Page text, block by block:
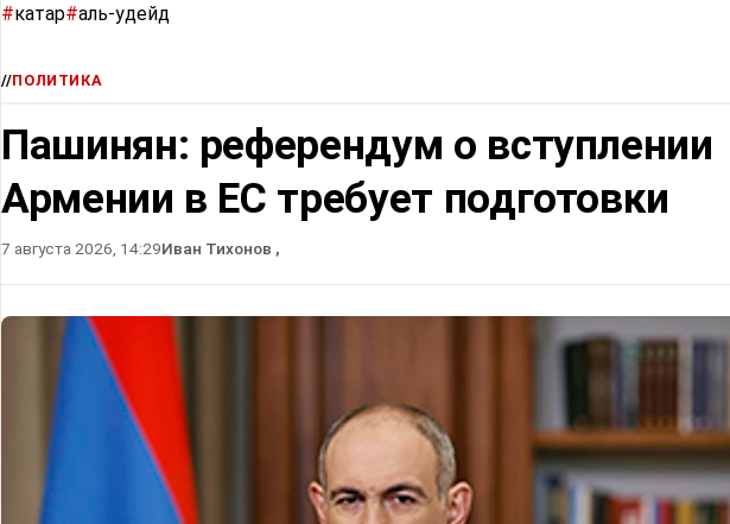
#катар#аль-удейд
//ПОЛИТИКА
Пашинян: референдум о вступлении
Армении в ЕС требует подготовки
7 августа 2026, 14:29Иван Тихонов ,